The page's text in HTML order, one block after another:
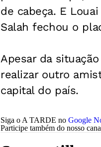
de cabeça. E Louai
Salah fechou o
Apesar da
realizar outro
capital do país.
Siga o A TARDE no Google
Participe também do nosso